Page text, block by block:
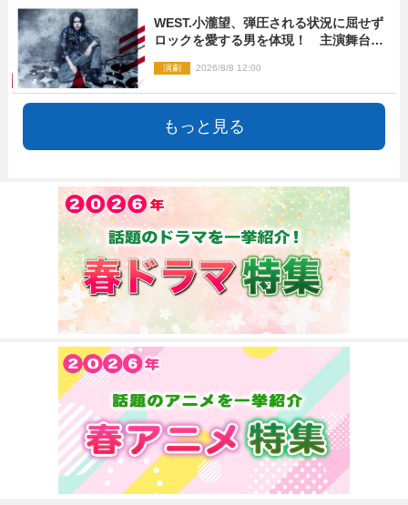
WEST.小瀧望、弾圧される状況に屈せず
ロックを愛する男を体現！ 主演舞台
演劇 2026/8/8 12:00
もっと見る